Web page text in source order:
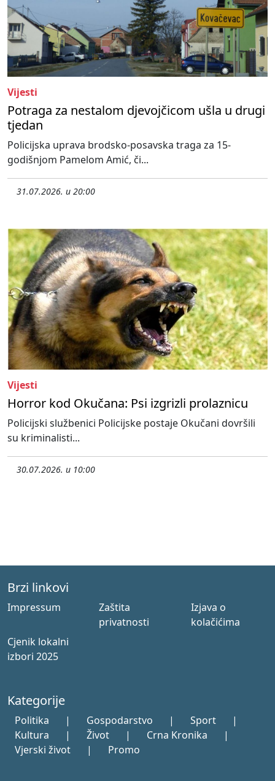
Vijesti
Potraga za nestalom djevojčicom ušla u drugi
tjedan
Policijska uprava brodsko-posavska traga za 15-
godišnjom Pamelom Amić, či...
31.07.2026. u 20:00
Vijesti
Horror kod Okučana: Psi izgrizli prolaznicu
Policijski službenici Policijske postaje Okučani dovršili
su kriminalisti...
30.07.2026. u 10:00
Brzi linkovi
Impressum
Zaštita
privatnosti
Izjava o
kolačićima
Cjenik lokalni
izbori 2025
Kategorije
Politika | Gospodarstvo | Sport
|
Kultura
| Život | Crna Kronika
|
Vjerski život
| Promo